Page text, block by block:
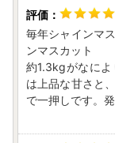
毎年シャインマ
ンマスカット
約1.3kgがなに
は上品な甘さと
で一押しです。